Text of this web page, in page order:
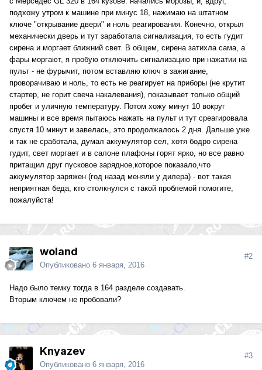
подхожу утром к машине при минус 18, нажимаю на штатном
ключе "открывание двери" и ноль реагирования. Конечно, открыл
механически дверь и тут заработала сигнализация, то есть гудит
сирена и моргает ближний свет. В общем, сирена затихла сама, а
фары моргают, я пробую отключить сигнализацию при нажатии на
пульт - не фурычит, потом вставляю ключ в зажигание,
проворачиваю и ноль, то есть не реагирует на приборы (не крутит
стартер, не горит свеча накалевания), показывает только общий
пробег и уличную температуру. Потом хожу минут 10 вокруг
машины и все время пытаюсь нажать на пульт и тут среагировала
спустя 10 минут и завелась, это продолжалось 2 дня. Дальше уже
и так не сработала, думал аккумулятор сел, хотя бодро сирена
гудит, свет моргает и в салоне плафоны горят ярко, но все равно
притащил друг пусковое зарядное,которое показало,что
аккумулятор заряжен (год назад меняли у дилера) - вот такая
неприятная беда, кто столкнулся с такой проблемой помогите,
пожалуйста!
woland
Опубликовано 6 января, 2016
#2
Надо было темку тогда в 164 разделе создавать.
Вторым ключем не пробовали?
Knyazev
Опубликовано 6 января, 2016
#3